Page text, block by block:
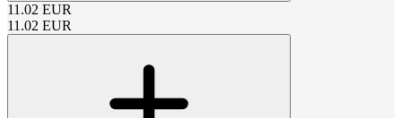
11.02 EUR
11.02 EUR